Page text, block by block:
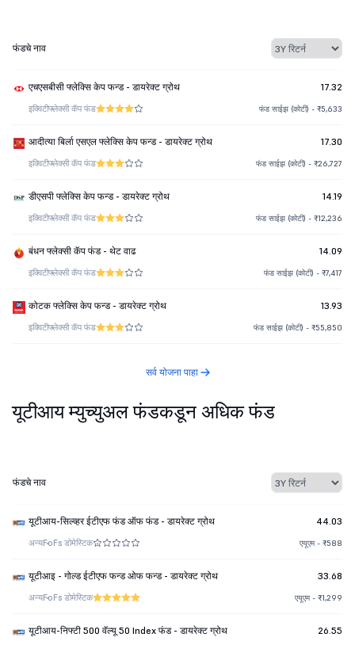
फंडचे नाव
एचएसबीसी फ्लेक्सि केप फन्ड - डायरेक्ट ग्रोथ 17.32
इक्विटीफ्लेक्सी कॅप फंड फंड साईझ (कोटी) - ₹5,633
आदीत्या बिर्ला एसएल फ्लेक्सि केप फन्ड - डायरेक्ट ग्रोथ 17.30
इक्विटीफ्लेक्सी कॅप फंड फंड साईझ (कोटी) - ₹26,727
डीएसपी फ्लेक्सि केप फन्ड - डायरेक्ट ग्रोथ 14.19
इक्विटीफ्लेक्सी कॅप फंड फंड साईझ (कोटी) - ₹12,236
बंधन फ्लेक्सी कॅप फंड - थेट वाढ 14.09
इक्विटीफ्लेक्सी कॅप फंड फंड साईझ (कोटी) - ₹7,417
कोटक फ्लेक्सि केप फन्ड - डायरेक्ट ग्रोथ 13.93
इक्विटीफ्लेक्सी कॅप फंड फंड साईझ (कोटी) - ₹55,850
सर्व योजना पाहा
यूटीआय म्युच्युअल फंडकडून अधिक फंड
फंडचे नाव
यूटीआय-सिल्व्हर ईटीएफ फंड ऑफ फंड - डायरेक्ट ग्रोथ 44.03
अन्यFoFs डोमेस्टिक एयूएम - ₹588
यूटीआइ - गोल्ड ईटीएफ फन्ड ओफ फन्ड - डायरेक्ट ग्रोथ 33.68
अन्यFoFs डोमेस्टिक एयूएम - ₹1,299
यूटीआय-निफ्टी 500 वॅल्यू 50 Index फंड - डायरेक्ट ग्रोथ 26.55